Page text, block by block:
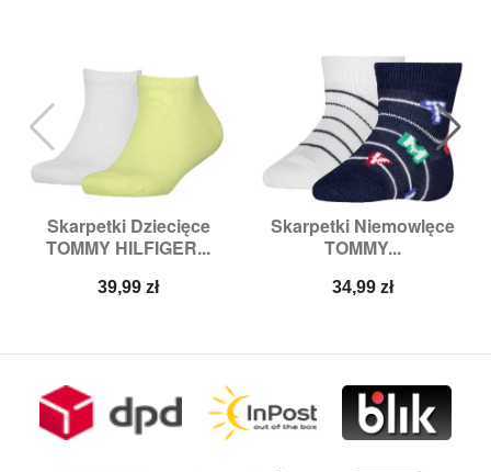
Skarpetki Dziecięce
TOMMY HILFIGER...
Cena
39,99 zł
Skarpetki Niemowlęce
TOMMY...
Cena
34,99 zł